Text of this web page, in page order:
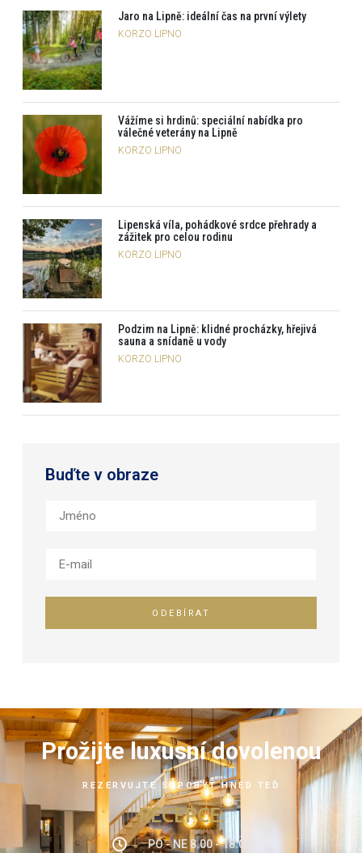
Jaro na Lipně: ideální čas na první výlety
KORZO LIPNO
Vážíme si hrdinů: speciální nabídka pro
válečné veterány na Lipně
KORZO LIPNO
Lipenská víla, pohádkové srdce přehrady a
zážitek pro celou rodinu
KORZO LIPNO
Podzim na Lipně: klidné procházky, hřejivá
sauna a snídaně u vody
KORZO LIPNO
Buďte v obraze
ODEBÍRAT
Prožijte luxusní dovolenou
REZERVUJTE SI POBYT HNED TEĎ
RECEPCE:
PO - NE 8:00 - 18:00